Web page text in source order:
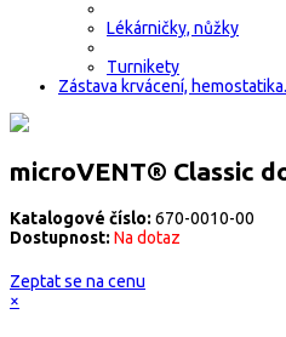
Lékárničky, nůžky
Turnikety
Zástava krvácení, hemostatika.
microVENT® Classic
Katalogové číslo: 670-0010-00
Dostupnost: Na dotaz
Zeptat se na cenu
×